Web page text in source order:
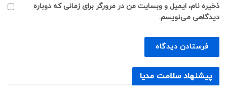
ذخیره نام، ایمیل و وبسایت من در مرورگر برای زمانی که دوباره
دیدگاهی می‌نویسم.
پیشنهاد سلامت مدیا